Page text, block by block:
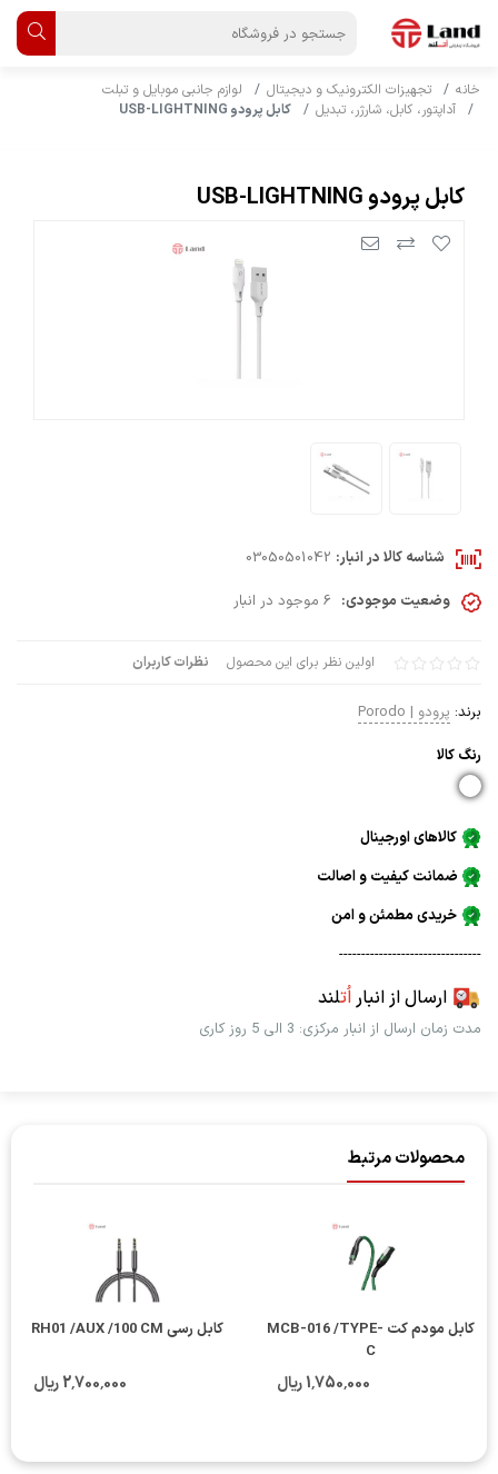
خانه تجهیزات الکترونیک و دیجیتال
لوازم جانبی موبایل و تبلت
آداپتور، کابل، شارژر، تبدیل
کابل پرودو USB-LIGHTNING
کابل پرودو USB-LIGHTNING
اولین نظر برای این محصول نظرات کاربران
برند: پرودو | Porodo
رنگ كالا
کالاهای اورجینال
ضمانت کیفیت و اصالت
خریدی مطمئن و امن
--------------------------------
ارسال از انباراُتلند
مدت زمان ارسال از انبار مرکزی: 3 الی 5 روز کاری
شناسه کالا در انبار: 03050501042
وضعیت موجودی: 6 موجود در انبار
محصولات مرتبط
کابل مودم کت MCB-016 /TYPE-
C
1٬750٬000 ریال
کابل رسی RH01 /AUX /100 CM
2٬700٬000 ریال